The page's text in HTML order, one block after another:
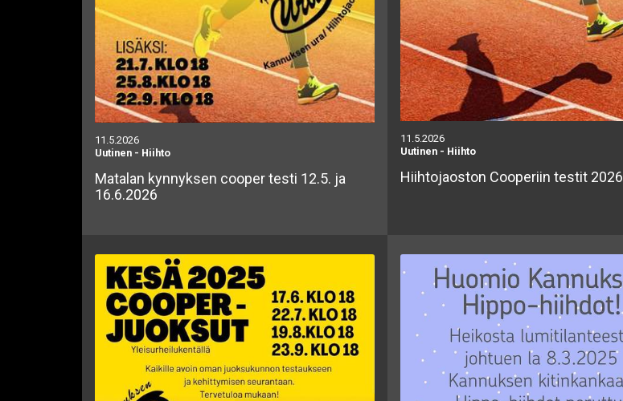
11.5.2026
Uutinen - Hiihto
Matalan kynnyksen cooper testi 12.5. ja
16.6.2026
11.5.2026
Uutinen - Hiihto
Hiihtojaoston Cooperiin testit 2026